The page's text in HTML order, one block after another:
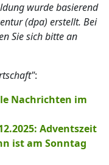
wurde basierend
(dpa) erstellt. Bei
Sie sich bitte an
:
Nachrichten im
Adventszeit
ist am Sonntag